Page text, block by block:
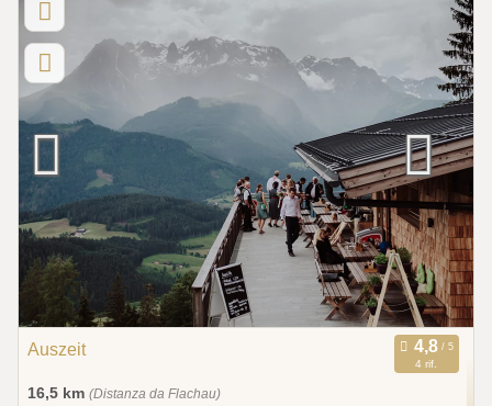
Auszeit
4 rif.
16,5 km (Distanza da Flachau)